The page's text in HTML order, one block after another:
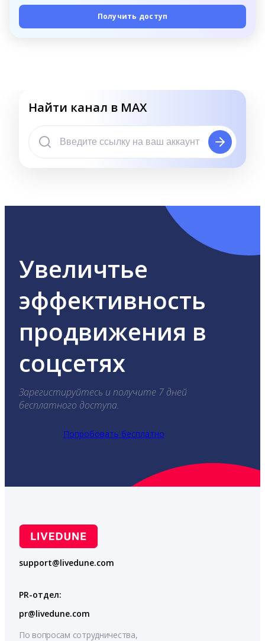
Получить доступ
Найти канал в MAX
Увеличтье
эффективность
продвижения в
соцсетях
Зарегистируйтесь и получите 7 дней
бесплатного доступа.
Попробовать бесплатно
support@livedune.com
PR-отдел:
pr@livedune.com
По вопросам сотрудничества,